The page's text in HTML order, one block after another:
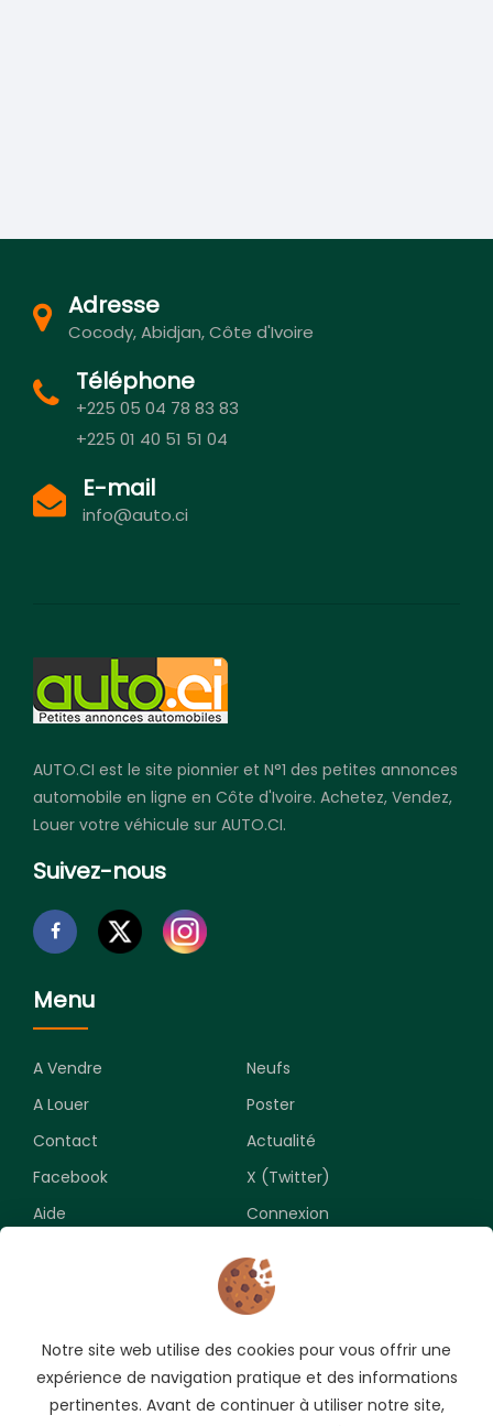
Adresse
Cocody, Abidjan, Côte d'Ivoire
Téléphone
+225 05 04 78 83 83
+225 01 40 51 51 04
E-mail
info@auto.ci
AUTO.CI est le site pionnier et N°1 des petites annonces
automobile en ligne en Côte d'Ivoire. Achetez, Vendez,
Louer votre véhicule sur AUTO.CI.
Suivez-nous
Menu
A Vendre
Neufs
A Louer
Poster
Contact
Actualité
Facebook
X (Twitter)
Aide
Connexion
Souscrivez pour recevoir les meilleures opportunités.
Notre site web utilise des cookies pour vous offrir une
expérience de navigation pratique et des informations
pertinentes. Avant de continuer à utiliser notre site,